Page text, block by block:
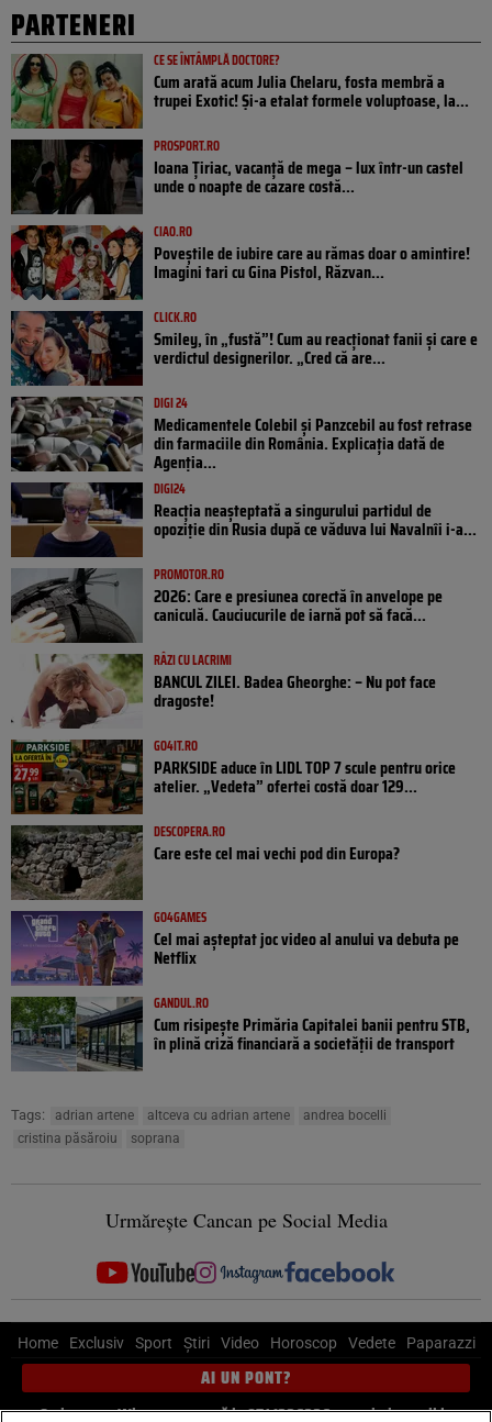
PARTENERI
CE SE ÎNTÂMPLĂ DOCTORE?
Cum arată acum Julia Chelaru, fosta membră a
trupei Exotic! Și-a etalat formele voluptoase, la...
PROSPORT.RO
Ioana Țiriac, vacanță de mega – lux într-un castel
unde o noapte de cazare costă...
CIAO.RO
Poveştile de iubire care au rămas doar o amintire!
Imagini tari cu Gina Pistol, Răzvan...
CLICK.RO
Smiley, în „fustă”! Cum au reacționat fanii și care e
verdictul designerilor. „Cred că are...
DIGI 24
Medicamentele Colebil și Panzcebil au fost retrase
din farmaciile din România. Explicația dată de
Agenția...
DIGI24
Reacția neașteptată a singurului partidul de
opoziţie din Rusia după ce văduva lui Navalnîi i-a...
PROMOTOR.RO
2026: Care e presiunea corectă în anvelope pe
caniculă. Cauciucurile de iarnă pot să facă...
RÂZI CU LACRIMI
BANCUL ZILEI. Badea Gheorghe: – Nu pot face
dragoste!
GO4IT.RO
PARKSIDE aduce în LIDL TOP 7 scule pentru orice
atelier. „Vedeta” ofertei costă doar 129...
DESCOPERA.RO
Care este cel mai vechi pod din Europa?
GO4GAMES
Cel mai așteptat joc video al anului va debuta pe
Netflix
GANDUL.RO
Cum risipește Primăria Capitalei banii pentru STB,
în plină criză financiară a societății de transport
Tags: adrian artene altceva cu adrian artene
andrea bocelli
cristina păsăroiu
soprana
Urmărește Cancan pe Social Media
Home Exclusiv Sport Știri Video Horoscop Vedete Paparazzi
AI UN PONT?
Scrie-ne pe Whatsapp, sună la 0741226226 sau trimite mail la